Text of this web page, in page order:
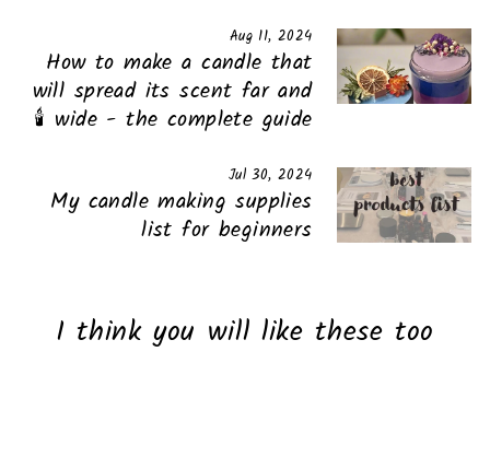
Aug 11, 2024
How to make a candle that
will spread its scent far and
wide - the complete guide 🕯️
Jul 30, 2024
My candle making supplies
list for beginners
I think you will like these too